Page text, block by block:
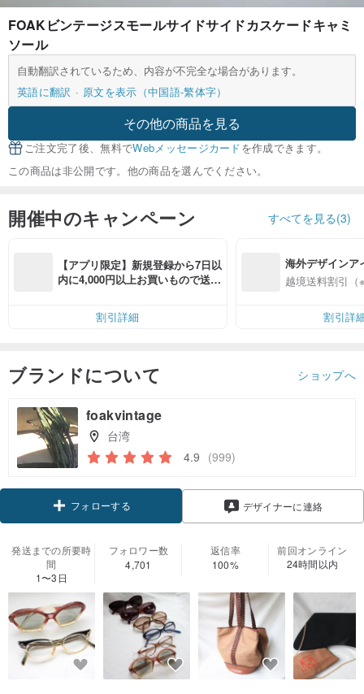
FOAKビンテージスモールサイドサイドカスケードキャミ
ソール
自動翻訳されているため、内容が不完全な場合があります。
英語に翻訳
原文を表示（中国語-繁体字）
その他の商品を見る
ご注文完了後、無料でWebメッセージカードを作成できます。
この商品は非公開です。他の商品を選んでください。
開催中のキャンペーン すべてを見る(3)
【アプリ限定】新規登録から7日以
内に4,000円以上お買いもので送料
割引詳細
海外デザインア
入
越境送料割引（
割引詳
ブランドについて ショップへ
foakvintage
台湾
4.9 (999)
フォローする デザイナーに連絡
発送までの所要時
間
1〜3日
フォロワー数
4,701
返信率
100%
前回オンライン
24時間以内